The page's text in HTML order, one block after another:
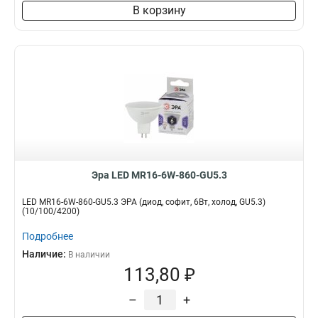
В корзину
Эра LED MR16-6W-860-GU5.3
LED MR16-6W-860-GU5.3 ЭРА (диод, софит, 6Вт, холод, GU5.3)
(10/100/4200)
Подробнее
Наличие: В наличии
113,80 ₽
– +